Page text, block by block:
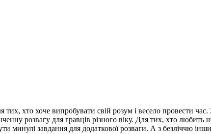
хто хоче випробувати свій розум і весело провести
розвагу для гравців різного віку. Для тих, хто
минулі завдання для додаткової розваги. А з безліччю